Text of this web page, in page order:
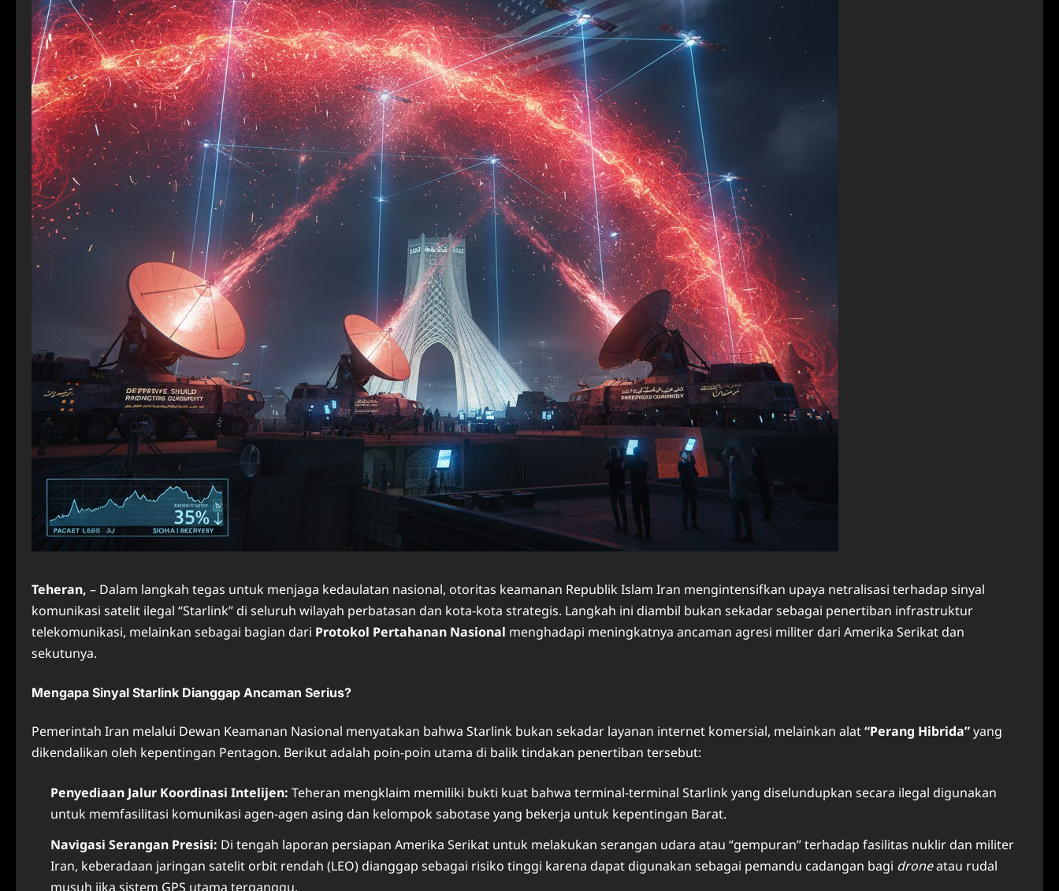
Teheran, – Dalam langkah tegas untuk menjaga kedaulatan nasional, otoritas keamanan Republik Islam Iran mengintensifkan upaya netralisasi terhadap sinyal
komunikasi satelit ilegal “Starlink” di seluruh wilayah perbatasan dan kota-kota strategis. Langkah ini diambil bukan sekadar sebagai penertiban infrastruktur
telekomunikasi, melainkan sebagai bagian dari Protokol Pertahanan Nasional menghadapi meningkatnya ancaman agresi militer dari Amerika Serikat dan
sekutunya.
Mengapa Sinyal Starlink Dianggap Ancaman Serius?
Pemerintah Iran melalui Dewan Keamanan Nasional menyatakan bahwa Starlink bukan sekadar layanan internet komersial, melainkan alat“Perang Hibrida”yang
dikendalikan oleh kepentingan Pentagon. Berikut adalah poin-poin utama di balik tindakan penertiban tersebut:
Penyediaan Jalur Koordinasi Intelijen: Teheran mengklaim memiliki bukti kuat bahwa terminal-terminal Starlink yang diselundupkan secara ilegal digunakan
untuk memfasilitasi komunikasi agen-agen asing dan kelompok sabotase yang bekerja untuk kepentingan Barat.
Navigasi Serangan Presisi: Di tengah laporan persiapan Amerika Serikat untuk melakukan serangan udara atau “gempuran” terhadap fasilitas nuklir dan militer
Iran, keberadaan jaringan satelit orbit rendah (LEO) dianggap sebagai risiko tinggi karena dapat digunakan sebagai pemandu cadangan bagi droneatau rudal
musuh jika sistem GPS utama terganggu.